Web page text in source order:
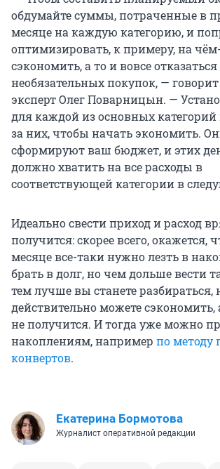
обдумайте суммы, потраченные в
месяце на каждую категорию, и
оптимизировать, к примеру, на
сэкономить, а то и вовсе отказаться
необязательных покупок, —
эксперт Олег Поварницын. —
для каждой из основных категорий
за них, чтобы начать экономить.
сформируют ваш бюджет, и этих
должно хватить на все расходы в
соответствующей категории в
Идеально свести приход и расход
получится: скорее всего, окажется,
месяце все-таки нужно лезть в
брать в долг, но чем дольше вести
тем лучше вы станете
действительно можете сэкономить,
не получится. И тогда уже можно
накоплениям, например по методу
конвертов.
Екатерина Бормотова
Журналист оперативной редакции